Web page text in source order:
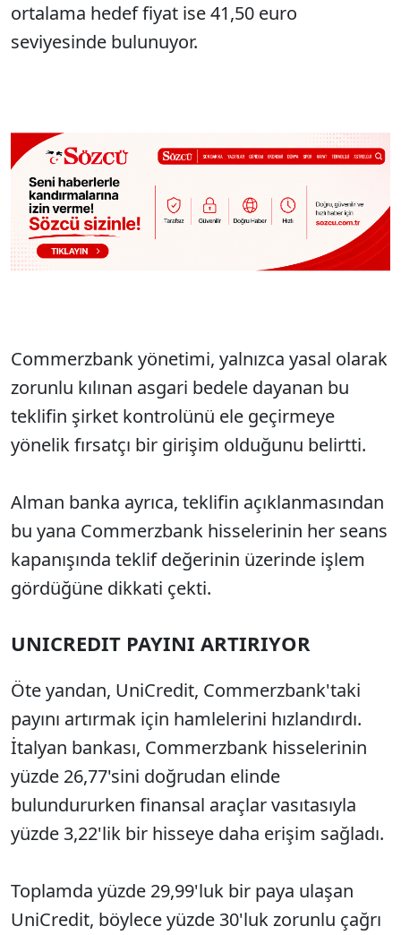
ortalama hedef fiyat ise 41,50 euro
seviyesinde bulunuyor.
Commerzbank yönetimi, yalnızca yasal olarak
zorunlu kılınan asgari bedele dayanan bu
teklifin şirket kontrolünü ele geçirmeye
yönelik fırsatçı bir girişim olduğunu belirtti.
Alman banka ayrıca, teklifin açıklanmasından
bu yana Commerzbank hisselerinin her seans
kapanışında teklif değerinin üzerinde işlem
gördüğüne dikkati çekti.
UNICREDIT PAYINI ARTIRIYOR
Öte yandan, UniCredit, Commerzbank'taki
payını artırmak için hamlelerini hızlandırdı.
İtalyan bankası, Commerzbank hisselerinin
yüzde 26,77'sini doğrudan elinde
bulundururken finansal araçlar vasıtasıyla
yüzde 3,22'lik bir hisseye daha erişim sağladı.
Toplamda yüzde 29,99'luk bir paya ulaşan
UniCredit, böylece yüzde 30'luk zorunlu çağrı